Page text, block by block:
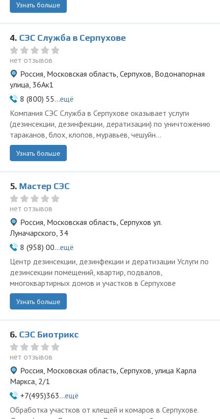
Узнать больше
4. СЭС Служба в Серпухове
нет отзывов
Россия, Московская область, Серпухов, Водонапорная
улица, 36Ак1
8 (800) 55...ещё
Компания СЭС Служба в Серпухове оказывает услуги
(дезинсекции, дезинфекции, дератизации) по уничтожению
тараканов, блох, клопов, муравьев, чешуйн...
Узнать больше
5. Мастер СЭС
нет отзывов
Россия, Московская область, Серпухов ул.
Луначарского, 34
8 (958) 00...ещё
Центр дезинсекции, дезинфекции и дератизации Услуги по
дезинсекции помещений, квартир, подвалов,
многоквартирных домов и участков в Серпухове
Узнать больше
6. СЭС Биотрикс
нет отзывов
Россия, Московская область, Серпухов, улица Карла
Маркса, 2/1
+7(495)363...ещё
Обработка участков от клещей и комаров в Серпухове.